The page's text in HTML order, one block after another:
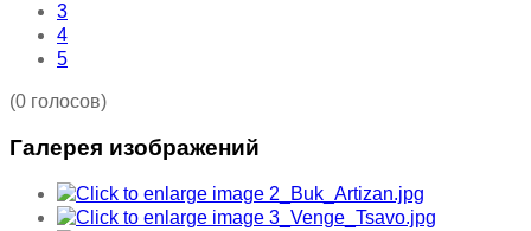
3
4
5
(0 голосов)
Галерея изображений